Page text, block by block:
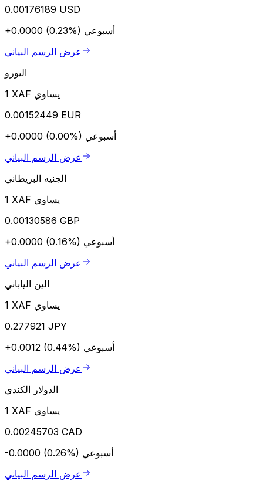
0.00176189 USD
+0.0000 (0.23%) أسبوعي
عرض الرسم البياني
اليورو
1 XAF يساوي
0.00152449 EUR
+0.0000 (0.00%) أسبوعي
عرض الرسم البياني
الجنيه البريطاني
1 XAF يساوي
0.00130586 GBP
+0.0000 (0.16%) أسبوعي
عرض الرسم البياني
الين الياباني
1 XAF يساوي
0.277921 JPY
+0.0012 (0.44%) أسبوعي
عرض الرسم البياني
الدولار الكندي
1 XAF يساوي
0.00245703 CAD
-0.0000 (0.26%) أسبوعي
عرض الرسم البياني